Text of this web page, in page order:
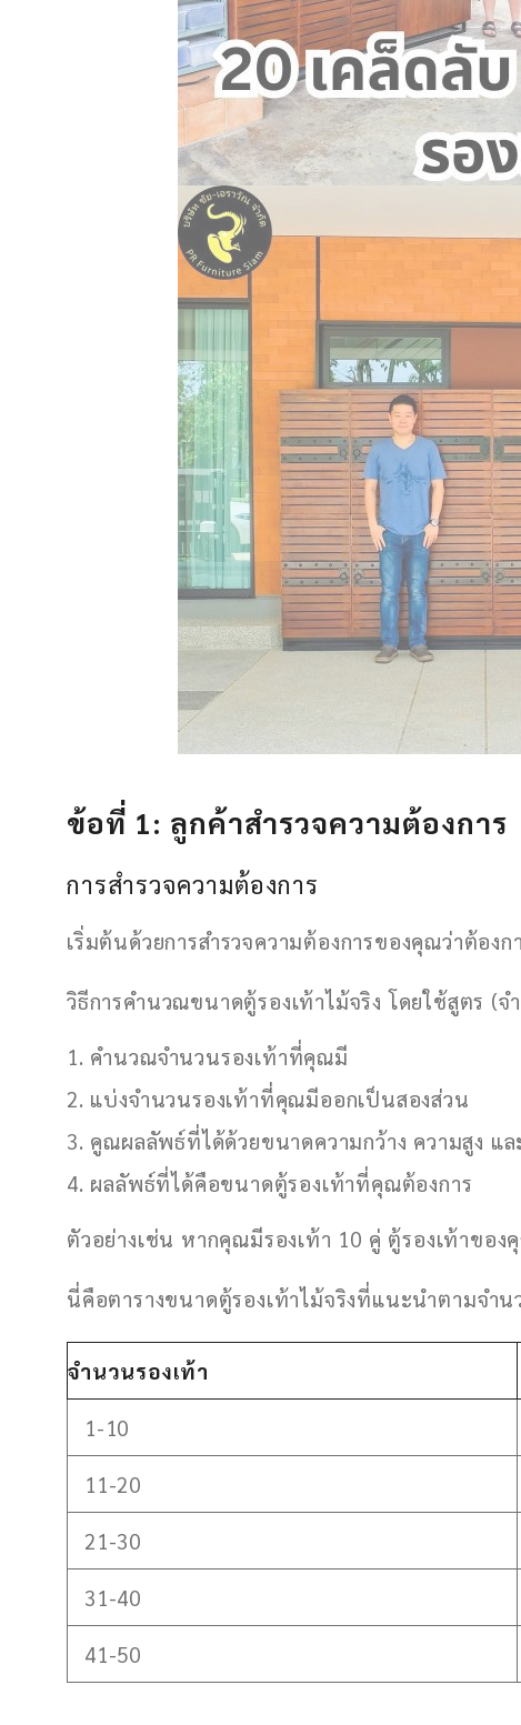
ข้อที่ 1: ลูกค้าสำรวจความต้องการ
การสำรวจความต้องการ
เริ่มต้นด้วยการสำรวจความต้องการของคุณว่าต้องก
วิธีการคำนวณขนาดตู้รองเท้าไม้จริง โดยใช้สูตร (
คำนวณจำนวนรองเท้าที่คุณมี
แบ่งจำนวนรองเท้าที่คุณมีออกเป็นสองส่วน
คูณผลลัพธ์ที่ได้ด้วยขนาดความกว้าง ความสูง แ
ผลลัพธ์ที่ได้คือขนาดตู้รองเท้าที่คุณต้องการ
ตัวอย่างเช่น หากคุณมีรองเท้า 10 คู่ ตู้รองเท้าขอ
นี่คือตารางขนาดตู้รองเท้าไม้จริงที่แนะนำตามจำ
จำนวนรองเท้า
1-10
11-20
21-30
31-40
41-50